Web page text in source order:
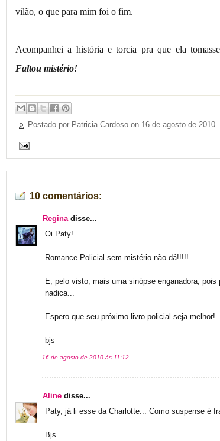
vilão, o que para mim foi o fim.
Acompanhei a história e torcia pra que ela
Faltou mistério!
Postado por Patricia Cardoso on 16 de agosto de 2010
10 comentários:
Reginadisse...
Oi Paty!
Romance Policial sem mistério não dá!!!!!
E, pelo visto, mais uma sinópse enganadora,
nadica...
Espero que seu próximo livro policial seja melhor!
bjs
16 de agosto de 2010 às 11:12
Aline disse...
Paty, já li esse da Charlotte... Como suspense é
Bjs